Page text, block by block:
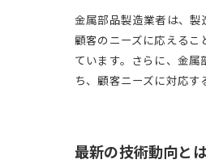
金属部品製造業者は、製
顧客のニーズに応える
ています。さらに、金
ち、顧客ニーズに対応
最新の技術動向と